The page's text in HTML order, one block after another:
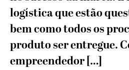
logística que estão
bem como todos os
produto ser entregue.
empreendedor […]